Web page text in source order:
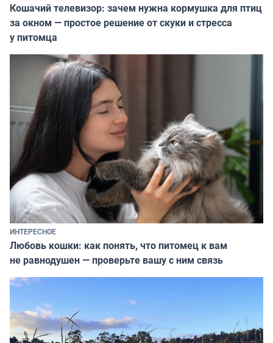
Кошачий телевизор: зачем нужна кормушка для птиц
за окном — простое решение от скуки и стресса
у питомца
ИНТЕРЕСНОЕ
Любовь кошки: как понять, что питомец к вам
не равнодушен — проверьте вашу с ним связь